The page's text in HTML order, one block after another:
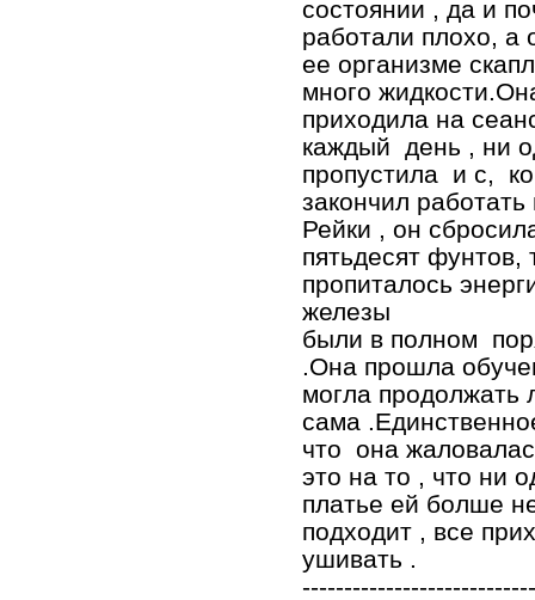
состоянии , да и
работали плохо, а
ее организме
много
приходила на
каждый день , ни
пропустила и с,
закончил работать
Рейки , он
пятьдесят фунтов,
пропиталось
железы
были в полном
.Она прошла
могла продолжать
сама
что она
это на то , что ни
платье ей болше
подходит , все
ушивать .